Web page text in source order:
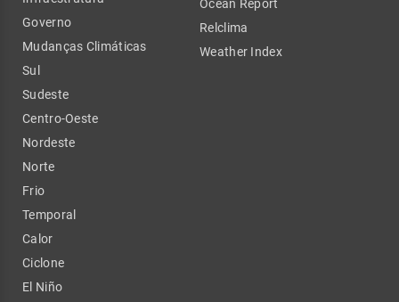
Governo
Mudanças Climáticas
Sul
Sudeste
Centro-Oeste
Nordeste
Norte
Frio
Temporal
Calor
Ciclone
El Niño
Ocean Report
Relclima
Weather Index